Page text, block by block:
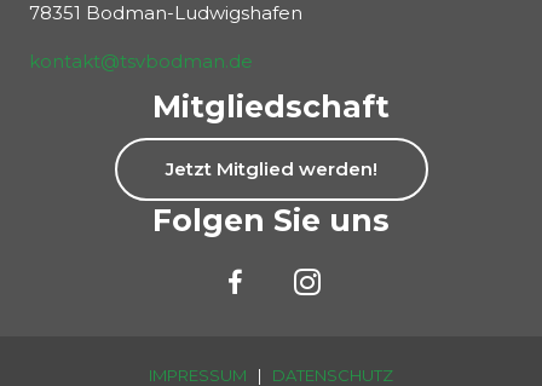
78351 Bodman-Ludwigshafen
kontakt@tsvbodman.de
Mitgliedschaft
Jetzt Mitglied werden!
Folgen Sie uns
IMPRESSUM | DATENSCHUTZ